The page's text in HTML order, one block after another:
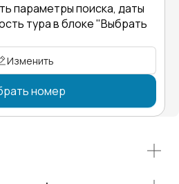
параметры поиска, даты
тура в блоке "Выбрать
Изменить
номер